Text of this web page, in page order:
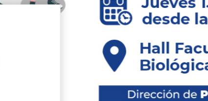
el nuevo curso de
“Mecanismos de la
y
terapéuticos”